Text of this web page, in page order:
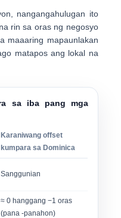
nangangahulugan ito
rin sa oras ng negosyo
maaaring mapaunlakan
matapos ang lokal na
sa iba pang mga
Karaniwang offset
kumpara sa Dominica
Sanggunian
≈ 0 hanggang −1 oras
(pana -panahon)